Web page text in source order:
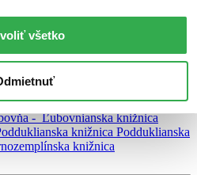
všetko
-Vihorlatská knižnica Vihorlatská
Kn. J. Henkela
kn. Prešov -
Sokolovce -Obecná
-Ľubovnianska knižnica
knižnica Podduklianska
knižnica